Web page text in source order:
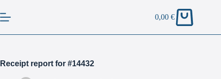
0,00€
Receipt report for #14432